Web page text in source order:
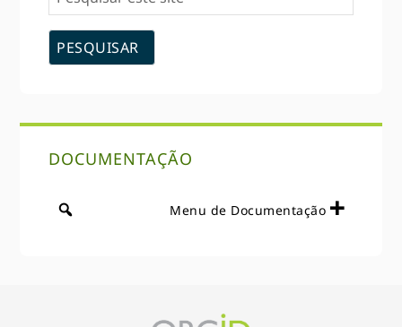
este
site
DOCUMENTAÇÃO
Menu de Documentação